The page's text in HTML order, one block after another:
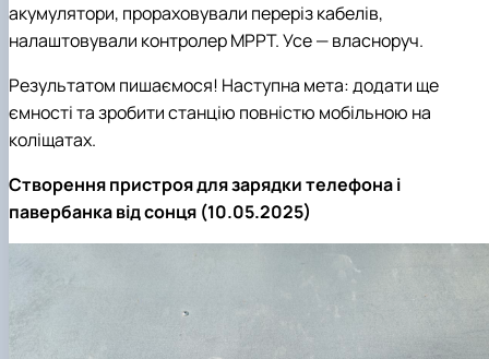
акумулятори, прораховували переріз кабелів,
налаштовували контролер MPPT. Усе — власноруч.
Результатом пишаємося! Наступна мета: додати ще
ємності та зробити станцію повністю мобільною на
коліщатах.
Створення пристроя для зарядки телефона і
павербанка від сонця (10.05.2025)